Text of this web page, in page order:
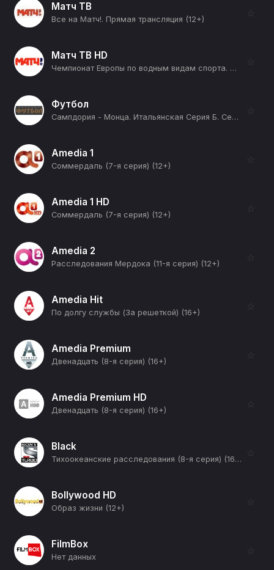
Матч ТВ
Все на Матч!. Прямая трансляция (12+)
☆
Матч ТВ HD
Чемпионат Европы по водным видам спорта. Открытая вода. Мужчины 3 км. Трансляция из Франции. Прямая трансляция (12+)
☆
Футбол
Сампдория - Монца. Итальянская Серия Б. Сезон 25/26 (12+)
☆
Amedia 1
Соммердаль (7-я серия) (12+)
☆
Amedia 1 HD
Соммердаль (7-я серия) (12+)
☆
Amedia 2
Расследования Мердока (11-я серия) (12+)
☆
Amedia Hit
По долгу службы (За решеткой) (16+)
☆
Amedia Premium
Двенадцать (8-я серия) (16+)
☆
Amedia Premium HD
Двенадцать (8-я серия) (16+)
☆
Black
Тихоокеанские расследования (8-я серия) (16+)
☆
Bollywood HD
Образ жизни (12+)
☆
FilmBox
Нет данных
☆